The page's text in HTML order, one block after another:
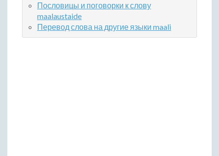
Пословицы и поговорки к слову
maalaustaide
Перевод слова на другие языки maali